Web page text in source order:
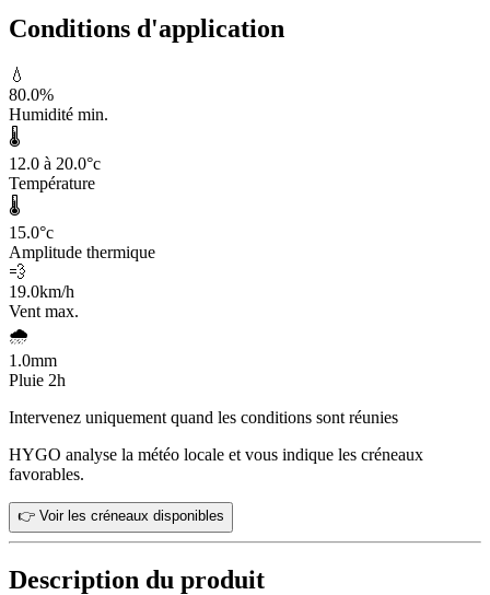
Conditions d'application
💧
80.0%
Humidité min.
🌡️
12.0 à 20.0°c
Température
🌡️
15.0°c
Amplitude thermique
💨
19.0km/h
Vent max.
🌧️
1.0mm
Pluie 2h
Intervenez uniquement quand les conditions sont réunies
HYGO analyse la météo locale et vous indique les créneaux
favorables.
👉 Voir les créneaux disponibles
Description du produit